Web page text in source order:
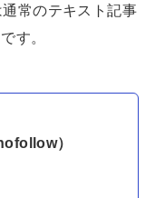
常のテキスト記事
す。
）